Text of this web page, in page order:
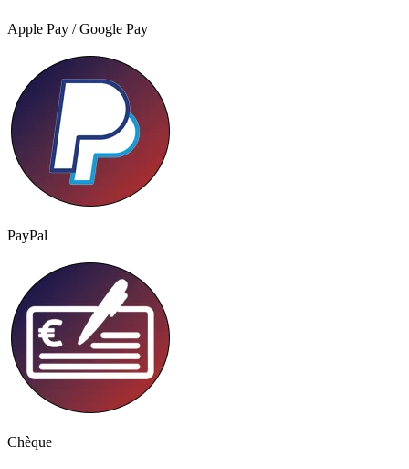
Apple Pay / Google Pay
PayPal
Chèque